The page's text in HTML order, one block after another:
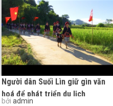
Người dân Suối Lìn giữ gìn văn
hoá để phát triển du lịch
bởi admin